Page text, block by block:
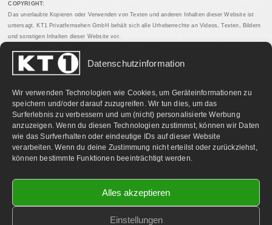
Datenschutzinformation
Wir verwenden Technologien wie Cookies, um Geräteinformationen zu
speichern und/oder darauf zuzugreifen. Wir tun dies, um das
Surferlebnis zu verbessern und um (nicht) personalisierte Werbung
anzuzeigen. Wenn du diesen Technologien zustimmst, können wir Daten
wie das Surfverhalten oder eindeutige IDs auf dieser Website
verarbeiten. Wenn du deine Zustimmung nicht erteilst oder zurückziehst,
können bestimmte Funktionen beeinträchtigt werden.
Alles akzeptieren
Einstellungen
COPYRIGHT:
Das unerlaubte Kopieren oder Verwenden von Texten und anderen Inhalten dieser Website ist
untersagt. KT1 Privatfernsehen GmbH behält sich alle Urheberrechte an Videos, Texten, Bildern
und sonstigen Inhalten dieser Website vor.
PARTNERLINKS: